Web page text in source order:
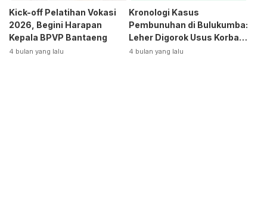
Kick-off Pelatihan Vokasi
2026, Begini Harapan
Kepala BPVP Bantaeng
4 bulan yang lalu
Kronologi Kasus
Pembunuhan di Bulukumba:
Leher Digorok Usus Korban
Dikeluarkan
4 bulan yang lalu